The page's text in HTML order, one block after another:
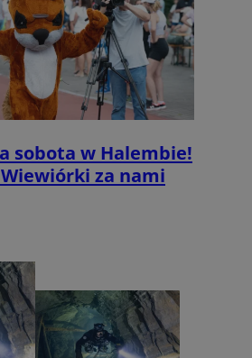
sobota w Halembie!
za nami